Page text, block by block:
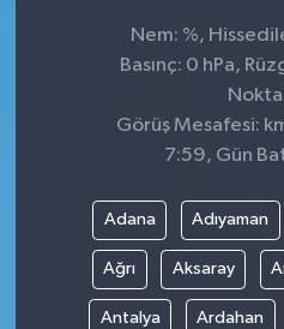
Nem: %,
Basınç: 0 hPa,
Görüş Mesafesi:
7:59, Gün
Adana Adıyaman
Ağrı Aksaray
Antalya Ardahan